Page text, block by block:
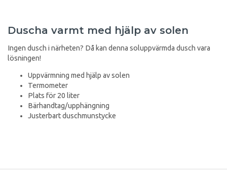
Duscha varmt med hjälp av solen
Ingen dusch i närheten? Då kan denna soluppvärmda dusch vara
lösningen!
Uppvärmning med hjälp av solen
Termometer
Plats för 20 liter
Bärhandtag/upphängning
Justerbart duschmunstycke